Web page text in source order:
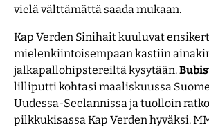
vielä välttämättä saada mukaan.
Kap Verden Sinihait kuuluvat
mielenkiintoisempaan kastiin
jalkapallohipstereiltä kysytään.
lilliputti kohtasi maaliskuussa
Uudessa-Seelannissa ja tuolloin
pilkkukisassa Kap Verden hyväksi.